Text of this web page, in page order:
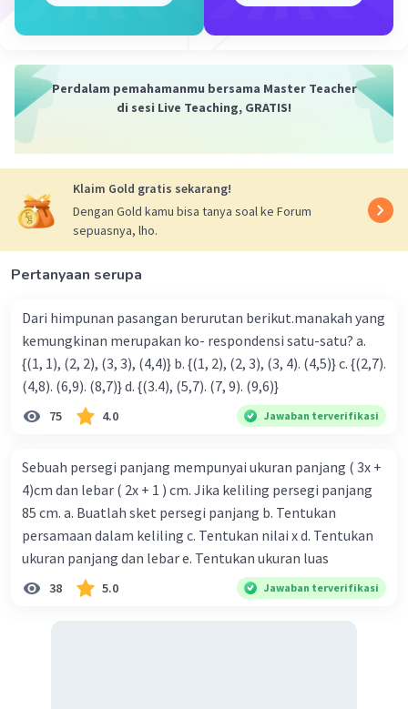
Perdalam pemahamanmu bersama Master Teacher
di sesi Live Teaching, GRATIS!
Klaim Gold gratis sekarang!
Dengan Gold kamu bisa tanya soal ke Forum
sepuasnya, lho.
Pertanyaan serupa
Dari himpunan pasangan berurutan berikut.manakah yang
kemungkinan merupakan ko- respondensi satu-satu? a.
{(1, 1), (2, 2), (3, 3), (4,4)} b. {(1, 2), (2, 3), (3, 4). (4,5)} c. {(2,7).
(4,8). (6,9). (8,7)} d. {(3.4), (5,7). (7, 9). (9,6)}
75 4.0 Jawaban terverifikasi
Sebuah persegi panjang mempunyai ukuran panjang ( 3x +
4)cm dan lebar ( 2x + 1 ) cm. Jika keliling persegi panjang
85 cm. a. Buatlah sket persegi panjang b. Tentukan
persamaan dalam keliling c. Tentukan nilai x d. Tentukan
ukuran panjang dan lebar e. Tentukan ukuran luas
38 5.0 Jawaban terverifikasi